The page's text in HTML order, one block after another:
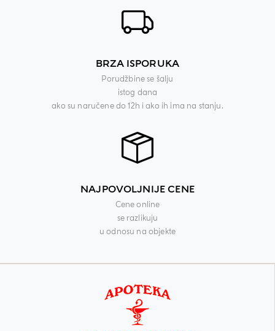
BRZA ISPORUKA
Porudžbine se šalju
istog dana
ako su naručene do 12h i ako ih ima na stanju.
NAJPOVOLJNIJE CENE
Cene online
se razlikuju
u odnosu na objekte